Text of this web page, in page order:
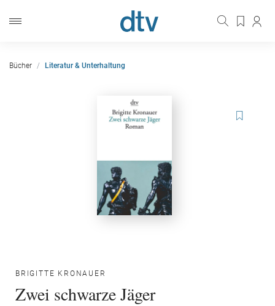
Bücher Literatur & Unterhaltung
BRIGITTE KRONAUER
Zwei schwarze Jäger